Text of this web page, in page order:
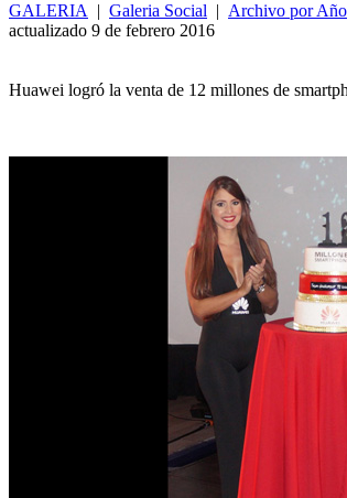
GALERIA
| Galeria Social | Archivo por Año
actualizado 9 de febrero 2016
Huawei logró la venta de 12 millones de